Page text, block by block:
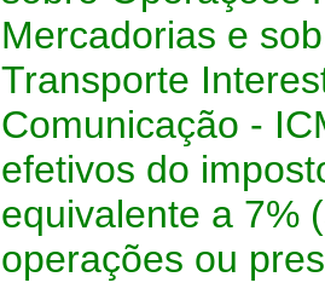
Mercadorias e
Transporte
Comunicação -
efetivos do
equivalente a 7%
operações ou